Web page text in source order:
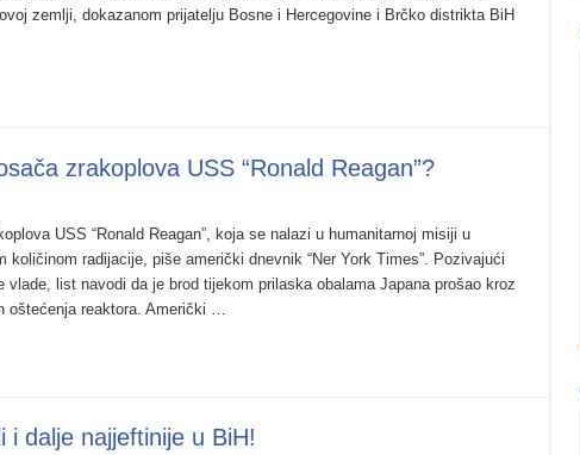
zemlji, dokazanom prijatelju Bosne i Hercegovine i Brčko distrikta BiH
zrakoplova USS “Ronald Reagan”?
USS “Ronald Reagan”, koja se nalazi u humanitarnoj misiji u
količinom radijacije, piše američki dnevnik “Ner York Times”. Pozivajući
vlade, list navodi da je brod tijekom prilaska obalama Japana prošao kroz
oštećenja reaktora. Američki …
i dalje najjeftinije u BiH!